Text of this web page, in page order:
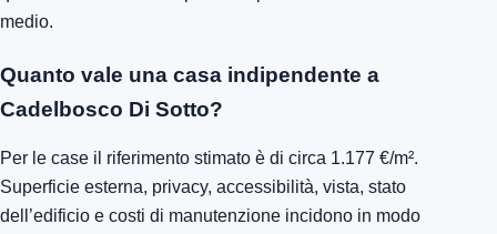
medio.
Quanto vale una casa indipendente a
Cadelbosco Di Sotto?
Per le case il riferimento stimato è di circa 1.177 €/m².
Superficie esterna, privacy, accessibilità, vista, stato
dell’edificio e costi di manutenzione incidono in modo